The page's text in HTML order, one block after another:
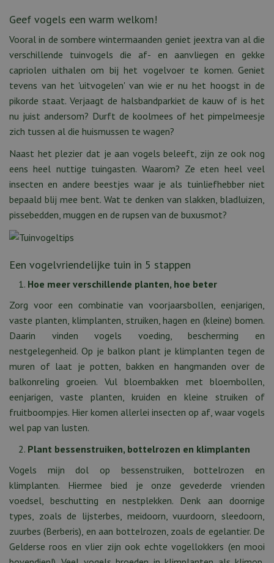
Geef vogels een warm welkom!
Vooral in de sombere wintermaanden geniet jeextra van al die
verschillende tuinvogels die af- en aanvliegen en gekke
capriolen uithalen om bij het vogelvoer te komen. Geniet
tevens van het 'uitvogelen' van wie er nu het hoogst in de
pikorde staat. Verjaagt de halsbandparkiet de kauw of is het
nu juist andersom? Durft de koolmees of het pimpelmeesje
zich tussen al die huismussen te wagen?
Naast het plezier dat je aan vogels beleeft, zijn ze ook nog
eens heel nuttige tuingasten. Waarom? Ze eten heel veel
insecten en andere beestjes waar je als tuinliefhebber niet
bepaald blij mee bent. Wat te denken van slakken, bladluizen,
pissebedden, muggen en de rupsen van de buxusmot?
Een vogelvriendelijke tuin in 5 stappen
Hoe meer verschillende planten, hoe beter
Zorg voor een combinatie van voorjaarsbollen, eenjarigen,
vaste planten, klimplanten, struiken, hagen en (kleine) bomen.
Daarin vinden vogels voeding, bescherming en
nestgelegenheid. Op je balkon plant je klimplanten tegen de
muren of laat je potten, bakken en hangmanden over de
balkonreling groeien. Vul bloembakken met bloembollen,
eenjarigen, vaste planten, kruiden en kleine struiken of
fruitboompjes. Hier komen allerlei insecten op af, waar vogels
wel pap van lusten.
Plant bessenstruiken, bottelrozen en klimplanten
Vogels mijn dol op bessenstruiken, bottelrozen en
klimplanten. Hiermee bied je onze gevederde vrienden
voedsel, beschutting en nestplekken. Denk aan doornige
types, zoals de lijsterbes, meidoorn, vuurdoorn, sleedoorn,
zuurbes (Berberis), en aan bottelrozen, zoals de egelantier. De
Gelderse roos en vlier zijn ook echte vogellokkers (en mooi